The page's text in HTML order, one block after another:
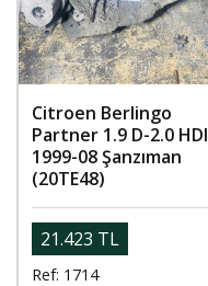
Citroen Berlingo
Partner 1.9 D-2.0 HDI
1999-08 Şanzıman
(20TE48)
21.423 TL
Ref: 1714